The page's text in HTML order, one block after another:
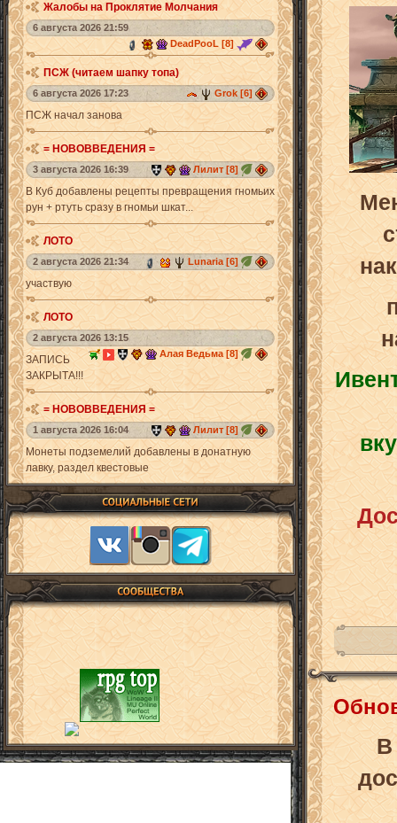
Жалобы на Проклятие Молчания
6 августа 2026 21:59
DeadPooL [8]
ПСЖ (читаем шапку топа)
6 августа 2026 17:23 Grok [6]
ПСЖ начал занова
= НОВОВВЕДЕНИЯ =
3 августа 2026 16:39 Лилит [8]
В Куб добавлены рецепты превращения гномьих
рун + ртуть сразу в гномьи шкат...
ЛОТО
2 августа 2026 21:34 Lunaria [6]
участвую
ЛОТО
2 августа 2026 13:15
Алая Ведьма [8]
ЗАПИСЬ
ЗАКРЫТА!!!
= НОВОВВЕДЕНИЯ =
1 августа 2026 16:04 Лилит [8]
Монеты подземелий добавлены в донатную
лавку, раздел квестовые
В